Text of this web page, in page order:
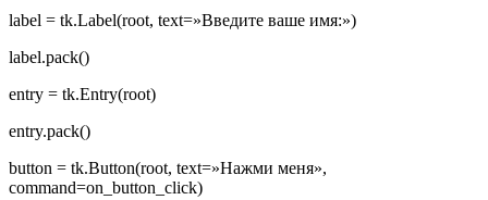
label = tk.Label(root, text=»Введите ваше имя:»)
label.pack()
entry = tk.Entry(root)
entry.pack()
button = tk.Button(root, text=»Нажми меня»,
command=on_button_click)